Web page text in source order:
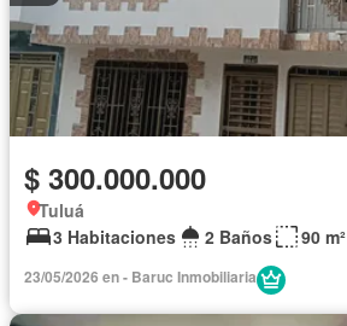
$ 300.000.000
Tuluá
3 Habitaciones
2 Baños 90 m²
23/05/2026 en - Baruc Inmobiliaria